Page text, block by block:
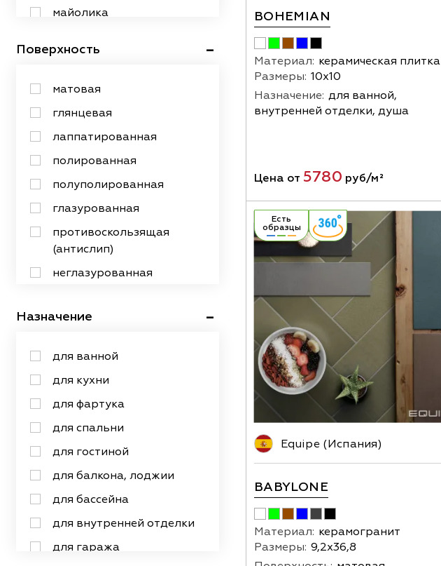
14х14
15х100
15х90
160х320
20х120
20х23
20х24
20х25
20х30
20х40
20х44
20х50
20х60
майолика
под изразец
под камень
под кирпич
под металл
под мозаику
под обои
под старину
под ткань
под травертин
Поверхность
матовая
глянцевая
лаппатированная
полированная
полуполированная
глазурованная
противоскользящая
(антислип)
неглазурованная
сатинированная
Назначение
для ванной
для кухни
для фартука
для спальни
для гостиной
для балкона, лоджии
для бассейна
для внутренней отделки
для гаража
BOHEMIAN
Материал: керамическая плитка
Размеры: 10х10
Назначение: для ванной,
внутренней отделки, душа
Цена от 5780 руб/м²
Есть
образцы
Equipe (Испания)
BABYLONE
Материал: керамогранит
Размеры: 9,2х36,8